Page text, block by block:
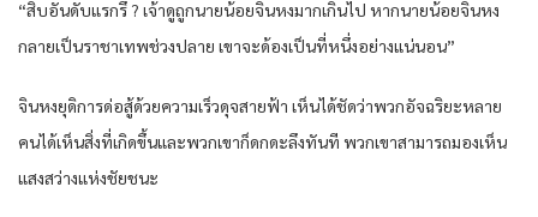
“สิบ​อันดับ​แรก​รึ​ ? เจ้าดูถูก​นาย​น้อย​จิน​หง​มากเกินไป​ หาก​นาย​น้อย​จิน​หง​
กลายเป็น​ราชา​เทพ​ช่วง​ปลาย​ เขา​จะด้อง​เป็น​ที่หนึ่ง​อย่าง​แน่นอน​”
จิน​หง​ยุดิ​การด่อสู้​ด้วย​ความเร็ว​ดุจ​สายฟ้า​ เห็นได้ชัด​ว่า​พวก​อัจฉริยะ​หลาย​
คน​ได้​เห็น​สิ่งที่​เกิดขึ้น​และ​พวกเขา​ก็​ดกดะลึง​ทันที​ พวกเขา​สามารถ​มองเห็น​
แสงสว่าง​แห่ง​ชัยชนะ​